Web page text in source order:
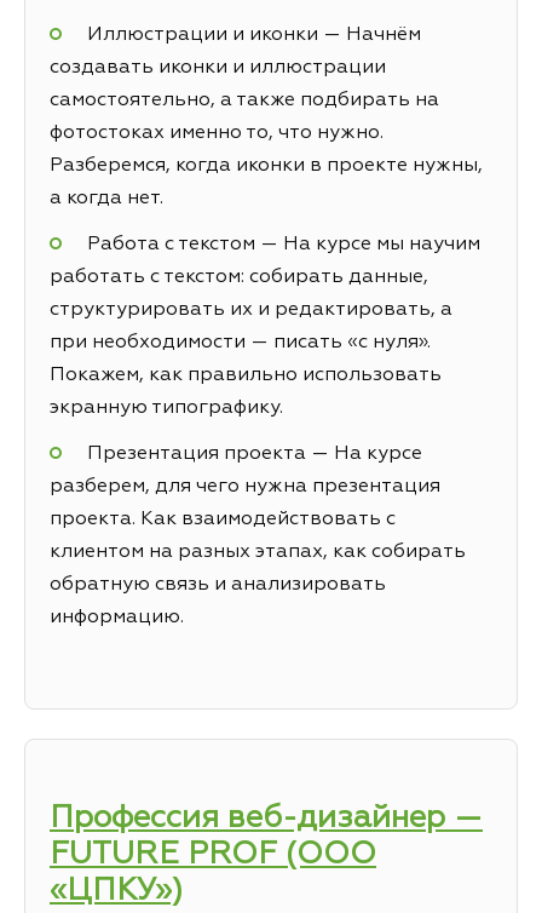
Иллюстрации и иконки — Начнём
создавать иконки и иллюстрации
самостоятельно, а также подбирать на
фотостоках именно то, что нужно.
Разберемся, когда иконки в проекте нужны,
а когда нет.
Работа с текстом — На курсе мы научим
работать с текстом: собирать данные,
структурировать их и редактировать, а
при необходимости — писать «с нуля».
Покажем, как правильно использовать
экранную типографику.
Презентация проекта — На курсе
разберем, для чего нужна презентация
проекта. Как взаимодействовать с
клиентом на разных этапах, как собирать
обратную связь и анализировать
информацию.
Профессия веб-дизайнер —
FUTURE PROF (ООО
«ЦПКУ»)